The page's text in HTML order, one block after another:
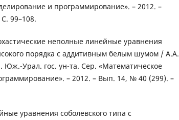
и программирование». – 2012. –
99–108.
неполные линейные уравнения
порядка с аддитивным белым шумом / А.А.
Урал. гос. ун-та. Сер. «Математическое
– 2012. – Вып. 14, № 40 (299). –
уравнения соболевского типа с